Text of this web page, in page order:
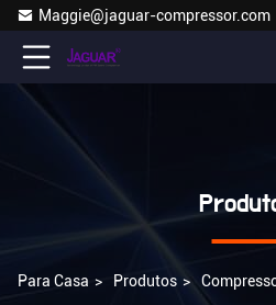
Maggie@jaguar-compressor.com
Para Casa > Produtos >